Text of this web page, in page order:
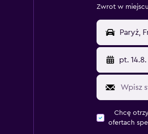
Zwrot w
pt. 14.8.
Chcę
ofertach